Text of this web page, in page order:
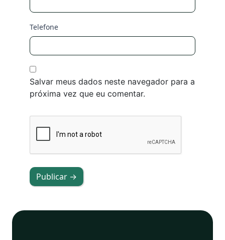
Telefone
Salvar meus dados neste navegador para a
próxima vez que eu comentar.
Publicar →